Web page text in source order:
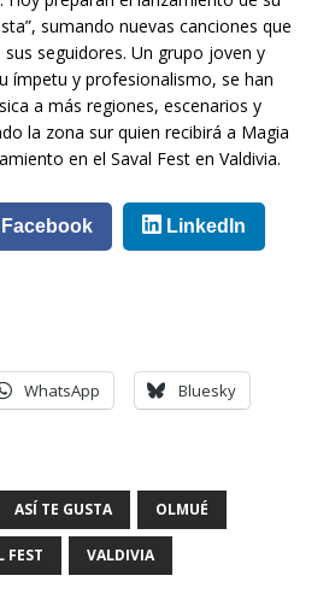
sumando nuevas canciones que
seguidores. Un grupo joven y
ímpetu y profesionalismo, se han
a más regiones, escenarios y
la zona sur quien recibirá a Magia
en el Saval Fest en Valdivia.
Facebook LinkedIn
WhatsApp Bluesky
ASÍ TE GUSTA OLMUÉ
FEST VALDIVIA